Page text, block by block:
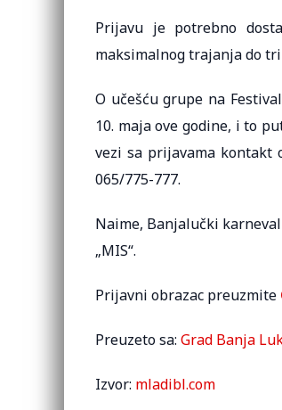
Prijavu je potrebno
maksimalnog trajanja do
O učešću grupe na
10. maja ove godine, i to
vezi sa prijavama kontakt
065/775-777.
Naime, Banjalučki
„MIS“.
Prijavni obrazac preuzmite
Preuzeto sa: Grad Banja
Izvor: mladibl.com